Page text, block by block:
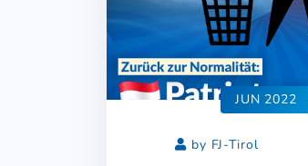
JUN 2022
by FJ-Tirol